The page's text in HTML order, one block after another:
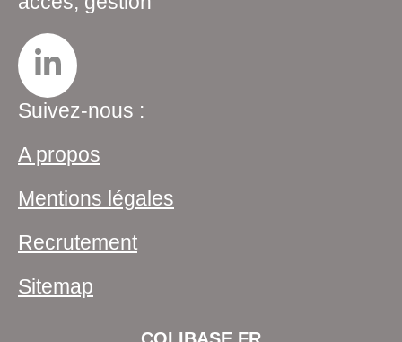
Suivez-nous :
A propos
Mentions légales
Recrutement
Sitemap